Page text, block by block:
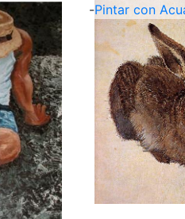
-Pintar con